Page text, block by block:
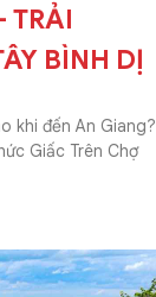
TRẢI
BÌNH DỊ
khi đến An Giang?
Giấc Trên Chợ